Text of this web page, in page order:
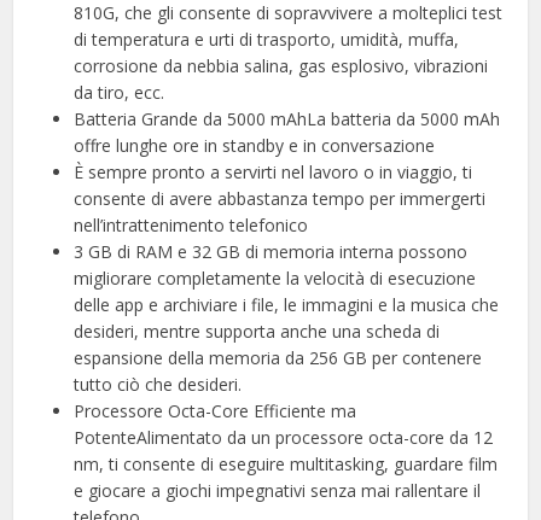
810G, che gli consente di sopravvivere a molteplici test
di temperatura e urti di trasporto, umidità, muffa,
corrosione da nebbia salina, gas esplosivo, vibrazioni
da tiro, ecc.
Batteria Grande da 5000 mAhLa batteria da 5000 mAh
offre lunghe ore in standby e in conversazione
È sempre pronto a servirti nel lavoro o in viaggio, ti
consente di avere abbastanza tempo per immergerti
nell’intrattenimento telefonico
3 GB di RAM e 32 GB di memoria interna possono
migliorare completamente la velocità di esecuzione
delle app e archiviare i file, le immagini e la musica che
desideri, mentre supporta anche una scheda di
espansione della memoria da 256 GB per contenere
tutto ciò che desideri.
Processore Octa-Core Efficiente ma
PotenteAlimentato da un processore octa-core da 12
nm, ti consente di eseguire multitasking, guardare film
e giocare a giochi impegnativi senza mai rallentare il